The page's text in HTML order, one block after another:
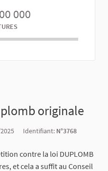
000
originale
Identifiant: N°3768
contre la loi DUPLOMB
et cela a suffit au Conseil